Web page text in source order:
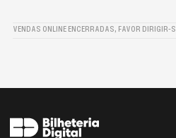
VENDAS ONLINE ENCERRADAS, FAVOR DIRIGIR-